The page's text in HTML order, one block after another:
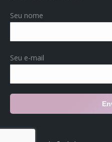
Seu nome
Seu e-mail